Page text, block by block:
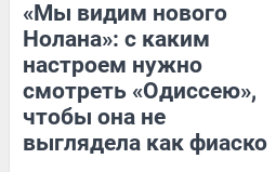
«Мы видим нового
Нолана»: с каким
настроем нужно
смотреть «Одиссею»,
чтобы она не
выглядела как фиаско